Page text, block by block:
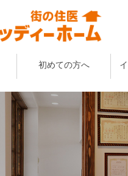
初めての方へ